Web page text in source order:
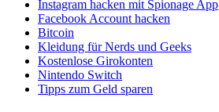
Instagram hacken mit Spionage App
Facebook Account hacken
Bitcoin
Kleidung für Nerds und Geeks
Kostenlose Girokonten
Nintendo Switch
Tipps zum Geld sparen